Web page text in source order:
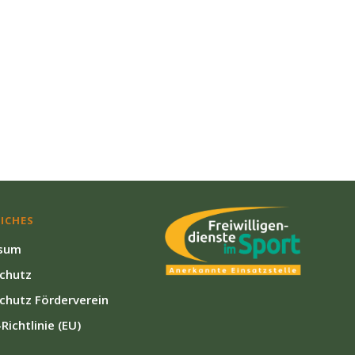
Förderverein
(EU)